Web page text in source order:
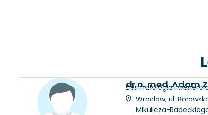
dr n. med. Adam
Dermatologia i
Wrocław, ul.
Mikulicza-